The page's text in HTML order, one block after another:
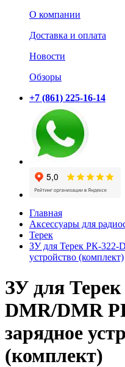
О компании
Доставка и оплата
Новости
Обзоры
+7 (861) 225-16-14
Главная
Аксессуары для
Терек
ЗУ для Терек РК-322-
устройство (комплект)
ЗУ для
DMR/DMR
зарядное
(комплект)